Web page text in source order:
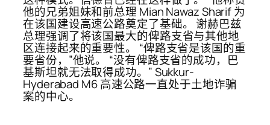
他的兄弟姐妹和前总理 Mian Nawaz Sharif 为
在该国建设高速公路奠定了基础。 谢赫巴兹
总理强调了将该国最大的俾路支省与其他地
区连接起来的重要性。 “俾路支省是该国的重
要省份，”他说。 “没有俾路支省的成功，巴
基斯坦就无法取得成功。” Sukkur-
Hyderabad M6 高速公路一直处于土地诈骗
案的中心。